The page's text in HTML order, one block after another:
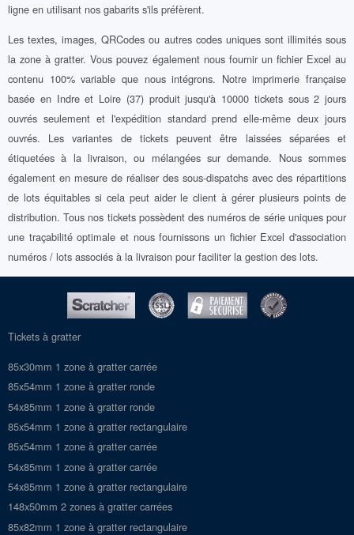
ligne en utilisant nos gabarits s'ils préfèrent.
Les textes, images, QRCodes ou autres codes uniques sont illimités sous
la zone à gratter. Vous pouvez également nous fournir un fichier Excel au
contenu 100% variable que nous intégrons. Notre imprimerie française
basée en Indre et Loire (37) produit jusqu'à 10000 tickets sous 2 jours
ouvrés seulement et l'expédition standard prend elle-même deux jours
ouvrés. Les variantes de tickets peuvent être laissées séparées et
étiquetées à la livraison, ou mélangées sur demande. Nous sommes
également en mesure de réaliser des sous-dispatchs avec des répartitions
de lots équitables si cela peut aider le client à gérer plusieurs points de
distribution. Tous nos tickets possèdent des numéros de série uniques pour
une traçabilité optimale et nous fournissons un fichier Excel d'association
numéros / lots associés à la livraison pour faciliter la gestion des lots.
Tickets à gratter
85x30mm 1 zone à gratter carrée
85x54mm 1 zone à gratter ronde
54x85mm 1 zone à gratter ronde
85x54mm 1 zone à gratter rectangulaire
85x54mm 1 zone à gratter carrée
54x85mm 1 zone à gratter carrée
54x85mm 1 zone à gratter rectangulaire
148x50mm 2 zones à gratter carrées
85x82mm 1 zone à gratter rectangulaire